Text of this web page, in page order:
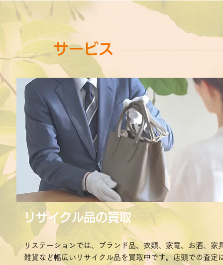
サービス
リサイクル品の買取
リステーションでは、ブランド品、衣類、家電、お酒、家
雑貨など幅広いリサイクル品を買取中です。店頭での査定